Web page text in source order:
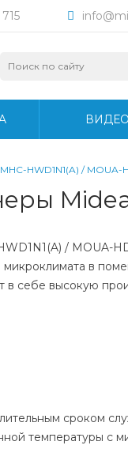
HWD1N1(A) / MOUA-
/ MOUA-
в
в себе высокую
сроком
температуры с